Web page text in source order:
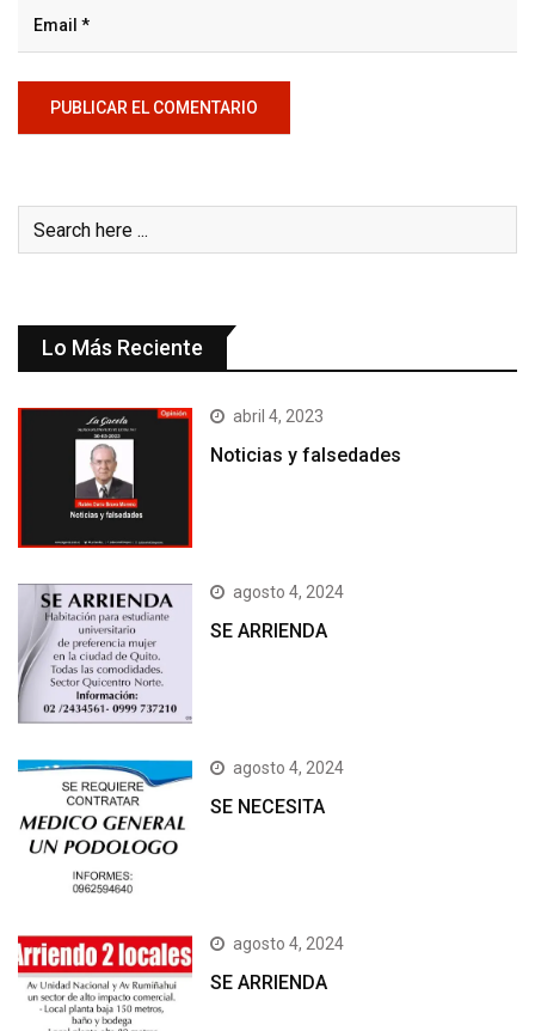
Lo Más Reciente
abril 4, 2023
Noticias y falsedades
agosto 4, 2024
SE ARRIENDA
agosto 4, 2024
SE NECESITA
agosto 4, 2024
SE ARRIENDA